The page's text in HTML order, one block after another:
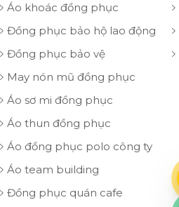
Áo khoác đồng phục
Đồng phục bảo hộ lao động
Đồng phục bảo vệ
May nón mũ đồng phục
Áo sơ mi đồng phục
Áo thun đồng phục
Áo đồng phục polo công ty
Áo team building
Đồng phục quán cafe